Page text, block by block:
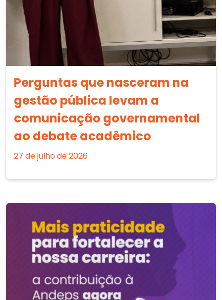
Perguntas que nasceram na
gestão pública levam a
comunicação governamental
ao debate acadêmico
27 de julho de 2026